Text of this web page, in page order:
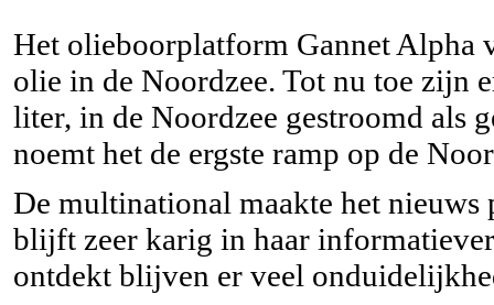
Het olieboorplatform Gannet Alpha
olie in de Noordzee. Tot nu toe zijn
liter, in de Noordzee gestroomd als
noemt het de ergste ramp op de
De multinational maakte het nieuws
blijft zeer karig in haar
ontdekt blijven er veel